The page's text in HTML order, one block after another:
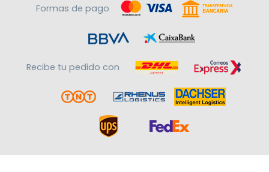
Formas de pago
Recibe tu pedido con